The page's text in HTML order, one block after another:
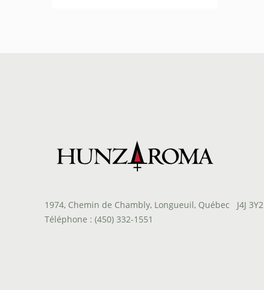
1974, Chemin de Chambly, Longueuil, Québec J4J 3Y2
Téléphone : (450) 332-1551